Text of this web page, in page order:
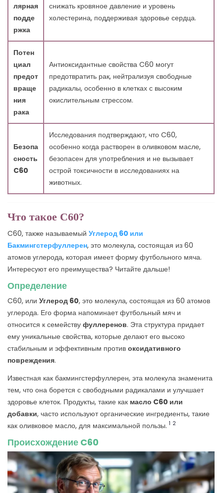
лярная
подде
ржка
снижать кровяное давление и уровень
холестерина, поддерживая здоровье сердца.
Потен
циал
предот
враще
ния
рака
Антиоксидантные свойства C60 могут
предотвратить рак, нейтрализуя свободные
радикалы, особенно в клетках с высоким
окислительным стрессом.
Безопа
сность
C60
Исследования подтверждают, что C60,
особенно когда растворен в оливковом масле,
безопасен для употребления и не вызывает
острой токсичности в исследованиях на
животных.
Что такое C60?
C60, также называемый Углерод 60 или
Бакмингстерфуллерен, это молекула, состоящая из 60
атомов углерода, которая имеет форму футбольного мяча.
Интересуют его преимущества? Читайте дальше!
Определение
C60, или Углерод 60, это молекула, состоящая из 60 атомов
углерода. Его форма напоминает футбольный мяч и
относится к семейству фуллеренов. Эта структура придает
ему уникальные свойства, которые делают его высоко
стабильным и эффективным против оксидативного
повреждения.
Известная как бакмингстерфуллерен, эта молекула знаменита
тем, что она борется с свободными радикалами и улучшает
здоровье клеток. Продукты, такие как масло C60 или
добавки, часто используют органические ингредиенты, такие
как оливковое масло, для максимальной пользы. 1 2
Происхождение C60